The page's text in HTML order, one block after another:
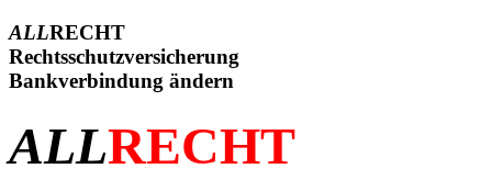
ALLRECHT
Rechtsschutzversicherung
Bankverbindung ändern
ALLRECHT